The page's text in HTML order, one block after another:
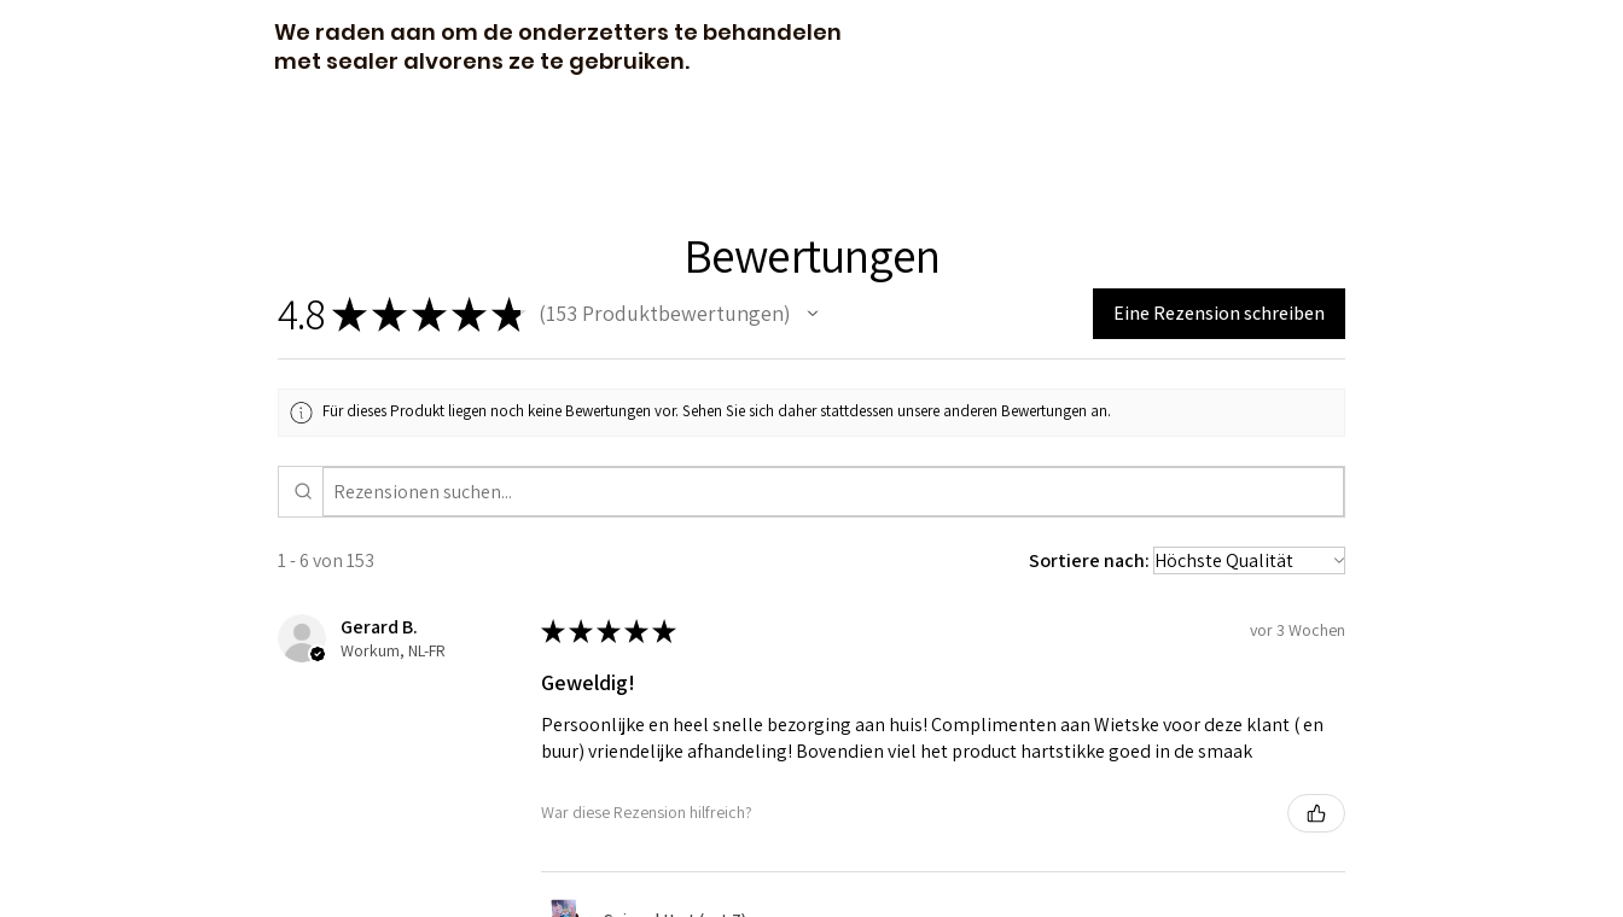
We raden aan om de onderzetters te behandelen
met sealer alvorens ze te gebruiken.
Bewertungen
4.8★★★★★ 153 Produktbewertungen
153 Eine Rezension schreiben
Für dieses Produkt liegen noch keine Bewertungen vor. Sehen Sie sich daher stattdessen unsere anderen Bewertungen an.
1 - 6 von 153 Sortiere nach:
Gerard B.
Workum, NL-FR
★★★★★ vor 3 Wochen
Geweldig!
Persoonlijke en heel snelle bezorging aan huis! Complimenten aan Wietske voor deze klant ( en
buur) vriendelijke afhandeling! Bovendien viel het product hartstikke goed in de smaak
War diese Rezension hilfreich?